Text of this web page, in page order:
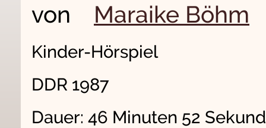
von Maraike Böhm
Kinder-Hörspiel
DDR 1987
Dauer: 46 Minuten 52